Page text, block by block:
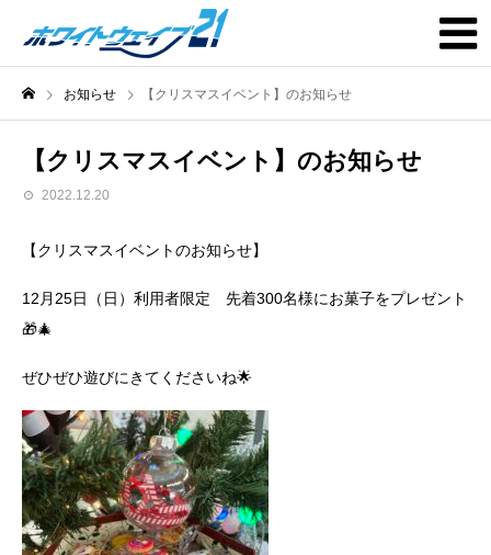
お知らせ 【クリスマスイベント】のお知らせ
【クリスマスイベント】のお知らせ
2022.12.20
【クリスマスイベントのお知らせ】
12月25日（日）利用者限定 先着300名様にお菓子をプレゼント
🎁🎄
ぜひぜひ遊びにきてくださいね🌟